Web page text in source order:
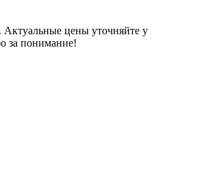
цены уточняйте у
за понимание!